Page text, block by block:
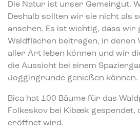
Die Natur ist unser Gemeingut.
Deshalb sollten wir sie nicht als
ansehen. Es ist wichtig, dass wir
Waldflächen beitragen, in denen
aller Art leben können und wir
die Aussicht bei einem
Joggingrunde genießen können.
Bica hat 100 Bäume für das
Folkeskov bei Kibæk gespendet,
eröffnet wird.